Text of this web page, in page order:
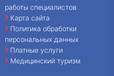
работы специалистов
Карта сайта
Политика обработки
персональных данных
Платные услуги
Медицинский туризм